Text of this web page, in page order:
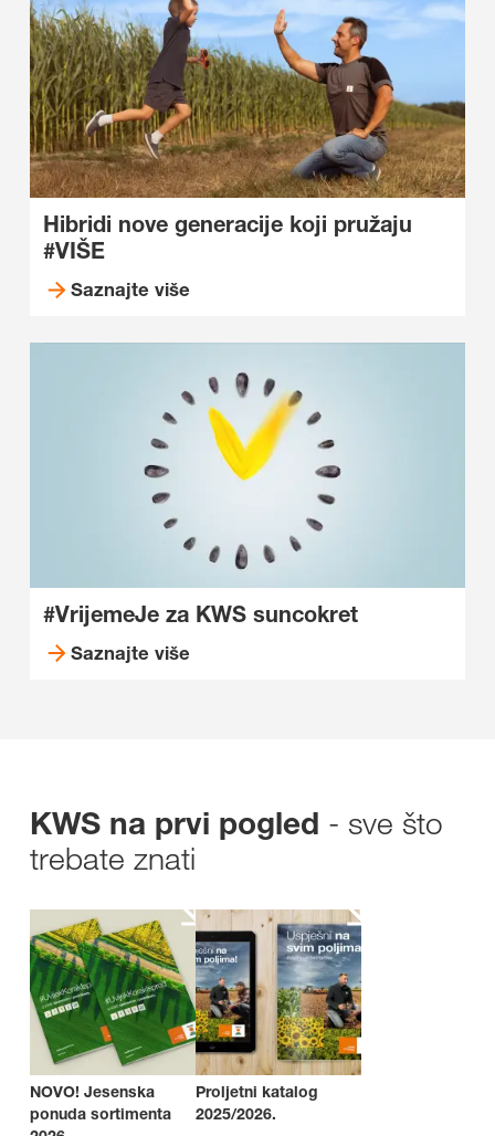
Hibridi nove generacije koji pružaju
#VIŠE
Saznajte više
#VrijemeJe za KWS suncokret
Saznajte više
KWS na prvi pogled - sve što
trebate znati
NOVO! Jesenska
ponuda sortimenta
Proljetni katalog
2025/2026.